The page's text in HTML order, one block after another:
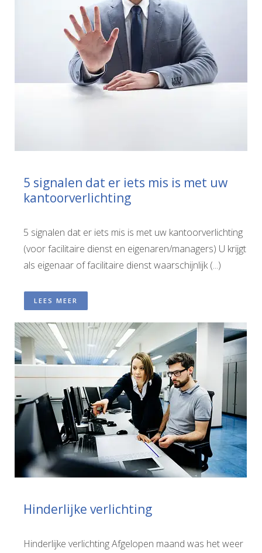
5 signalen dat er iets mis is met uw
kantoorverlichting
5 signalen dat er iets mis is met uw kantoorverlichting
(voor facilitaire dienst en eigenaren/managers) U krijgt
als eigenaar of facilitaire dienst waarschijnlijk (...)
LEES MEER
Hinderlijke verlichting
Hinderlijke verlichting Afgelopen maand was het weer